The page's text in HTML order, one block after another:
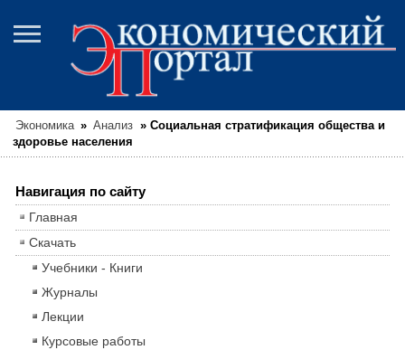
Экономика » Анализ » Социальная стратификация общества и
здоровье населения
Навигация по сайту
Главная
Скачать
Учебники - Книги
Журналы
Лекции
Курсовые работы